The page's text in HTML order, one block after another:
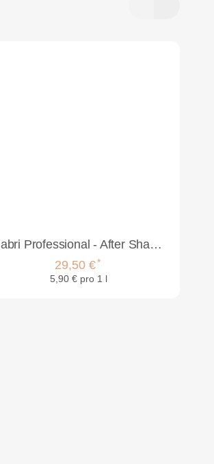
Gabri Professional - After Shave Cologne Lemon 5L
29,50 €*
5,90 € pro 1 l